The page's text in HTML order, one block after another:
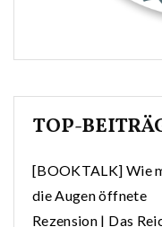
TOP-
[BOOKTALK] Wie
die Augen öffnete
Rezension | Das